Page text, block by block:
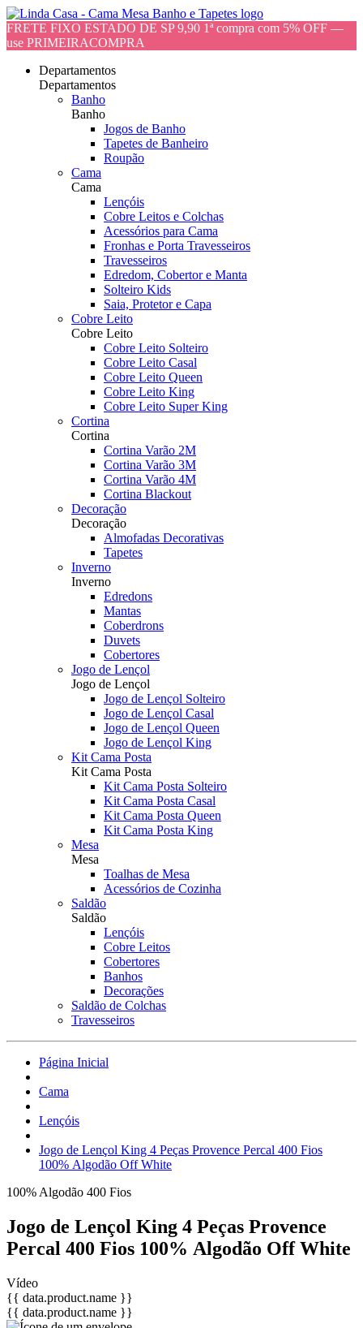
FRETE FIXO ESTADO DE SP 9,90 1ª compra com 5% OFF —
use PRIMEIRACOMPRA
Departamentos
Departamentos
Banho
Banho
Jogos de Banho
Tapetes de Banheiro
Roupão
Cama
Cama
Lençóis
Cobre Leitos e Colchas
Acessórios para Cama
Fronhas e Porta Travesseiros
Travesseiros
Edredom, Cobertor e Manta
Solteiro Kids
Saia, Protetor e Capa
Cobre Leito
Cobre Leito
Cobre Leito Solteiro
Cobre Leito Casal
Cobre Leito Queen
Cobre Leito King
Cobre Leito Super King
Cortina
Cortina
Cortina Varão 2M
Cortina Varão 3M
Cortina Varão 4M
Cortina Blackout
Decoração
Decoração
Almofadas Decorativas
Tapetes
Inverno
Inverno
Edredons
Mantas
Coberdrons
Duvets
Cobertores
Jogo de Lençol
Jogo de Lençol
Jogo de Lençol Solteiro
Jogo de Lençol Casal
Jogo de Lençol Queen
Jogo de Lençol King
Kit Cama Posta
Kit Cama Posta
Kit Cama Posta Solteiro
Kit Cama Posta Casal
Kit Cama Posta Queen
Kit Cama Posta King
Mesa
Mesa
Toalhas de Mesa
Acessórios de Cozinha
Saldão
Saldão
Lençóis
Cobre Leitos
Cobertores
Banhos
Decorações
Saldão de Colchas
Travesseiros
Página Inicial
Cama
Lençóis
Jogo de Lençol King 4 Peças Provence Percal 400 Fios
100% Algodão Off White
100% Algodão 400 Fios
Jogo de Lençol King 4 Peças Provence
Percal 400 Fios 100% Algodão Off White
Vídeo
{{ data.product.name }}
{{ data.product.name }}